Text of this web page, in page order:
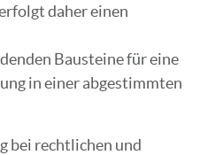
daher einen
Bausteine für eine
in einer abgestimmten
bei rechtlichen und